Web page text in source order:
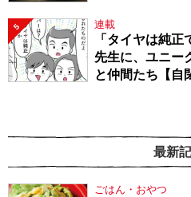
5 連載
「タイヤは純
先生に、ユニー
と仲間たち【自
最新
ごはん・おやつ